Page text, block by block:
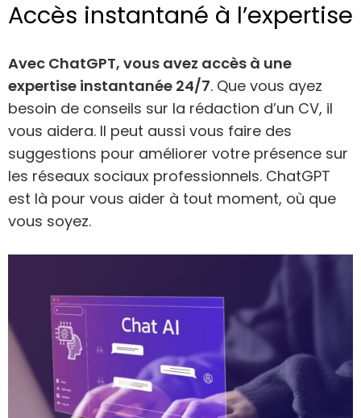
Accès instantané à l’expertise
Avec ChatGPT, vous avez accès à une
expertise instantanée 24/7. Que vous ayez
besoin de conseils sur la rédaction d’un CV, il
vous aidera. Il peut aussi vous faire des
suggestions pour améliorer votre présence sur
les réseaux sociaux professionnels. ChatGPT
est là pour vous aider à tout moment, où que
vous soyez.